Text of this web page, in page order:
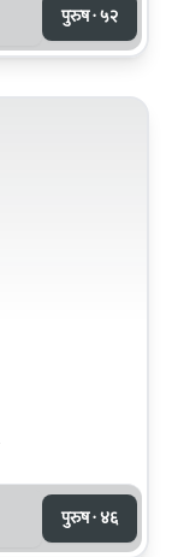
पुरुष · ५२
पुरुष · ४६